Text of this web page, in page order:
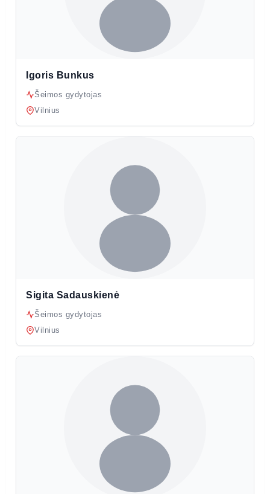
Igoris Bunkus
Šeimos gydytojas
Vilnius
Sigita Sadauskienė
Šeimos gydytojas
Vilnius